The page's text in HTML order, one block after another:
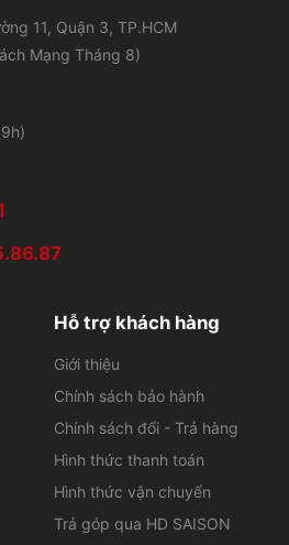
có một chiếc cam HD chụp
với độ phân giải lên tới 1280 x
Webcam chuyên dụng của HP.
11, Quận 3, TP.HCM
Mạng Tháng 8)
Hỗ trợ khách hàng
Giới thiệu
Chính sách bảo hành
Chính sách đổi - Trả hàng
Hình thức thanh toán
Hình thức vận chuyển
Trả góp qua HD SAISON